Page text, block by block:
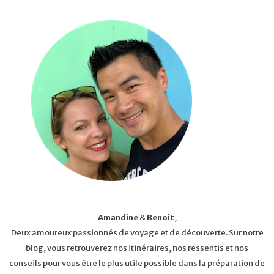
Amandine&Benoît,
Deux amoureux passionnés de voyage et de découverte. Sur notre
blog, vous retrouverez nos itinéraires, nos ressentis et nos
conseils pour vous être le plus utile possible dans la préparation de